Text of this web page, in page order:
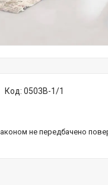
Код: 0503В-1/1
Законом не передбачено